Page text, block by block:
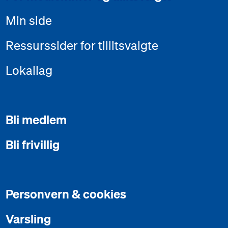
Min side
Ressurssider for tillitsvalgte
Lokallag
Bli medlem
Bli frivillig
Personvern & cookies
Varsling